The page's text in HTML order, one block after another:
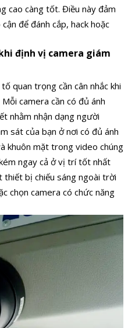
cao càng tốt. Điều này đảm
để đánh cắp, hack hoặc
định vị camera giám
quan trọng cần cân nhắc khi
camera cần có đủ ánh
nhằm nhận dạng người
sát của bạn ở nơi có đủ ánh
khuôn mặt trong video chúng
ngay cả ở vị trí tốt nhất
thiết bị chiếu sáng ngoài trời
chọn camera có chức năng